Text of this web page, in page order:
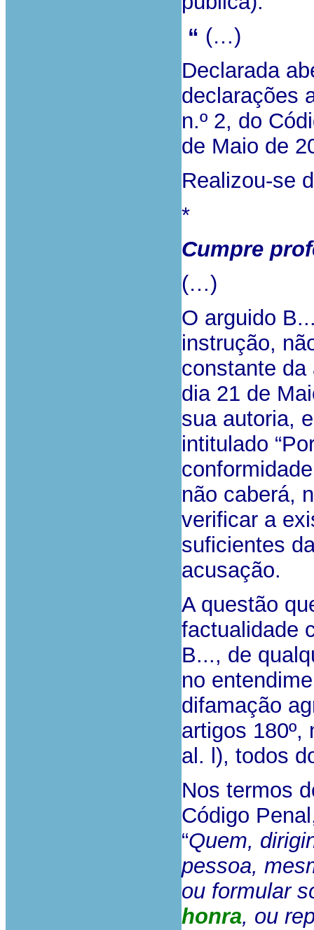
“ (…)
Declarada
declarações
n.º 2, do
de Maio de
Realizou-se
*
Cumpre
(…)
O arguido
instrução,
constante
dia 21 de
sua autoria,
intitulado
não caberá,
verificar a
suficientes
acusação.
A questão
factualidade
B..., de
no
difamação
artigos 180º,
al. l), todos
Nos termos
Código
“Quem,
pessoa,
ou formular
honra, ou